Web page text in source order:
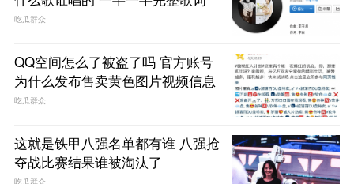
吃瓜群众
QQ空间怎么了被盗了吗 官方账号
为什么发布售卖黄色图片视频信息
吃瓜群众
这就是铁甲八强名单都有谁 八强抢
夺战比赛结果谁被淘汰了
吃瓜群众